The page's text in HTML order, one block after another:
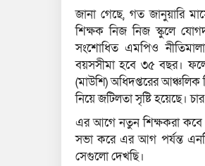
জানা গেছে, গত জানুয়ারি
শিক্ষক নিজ নিজ স্কুলে
সংশোধিত এমপিও
বয়সসীমা হবে ৩৫ বছর।
(মাউশি) অধিদপ্তরের আঞ্চলিক
নিয়ে জটিলতা সৃষ্টি হয়েছে।
এর আগে নতুন শিক্ষকরা কবে
সভা করে এর আগ পর্যন্ত
সেগুলো দেখছি।